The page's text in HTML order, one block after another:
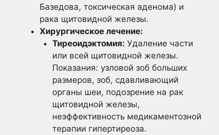
Базедова, токсическая аденома) и
рака щитовидной железы.
Хирургическое лечение:
Тиреоидэктомия: Удаление части
или всей щитовидной железы.
Показания: узловой зоб больших
размеров, зоб, сдавливающий
органы шеи, подозрение на рак
щитовидной железы,
неэффективность медикаментозной
терапии гипертиреоза.